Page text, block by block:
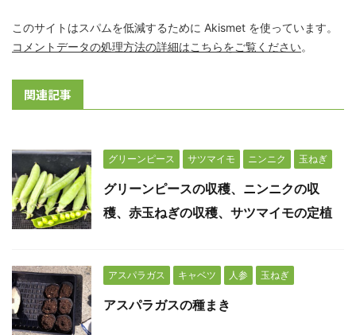
このサイトはスパムを低減するために Akismet を使っています。
コメントデータの処理方法の詳細はこちらをご覧ください。
関連記事
グリーンピース サツマイモ ニンニク 玉ねぎ
グリーンピースの収穫、ニンニクの収
穫、赤玉ねぎの収穫、サツマイモの定植
アスパラガス キャベツ 人参 玉ねぎ
アスパラガスの種まき